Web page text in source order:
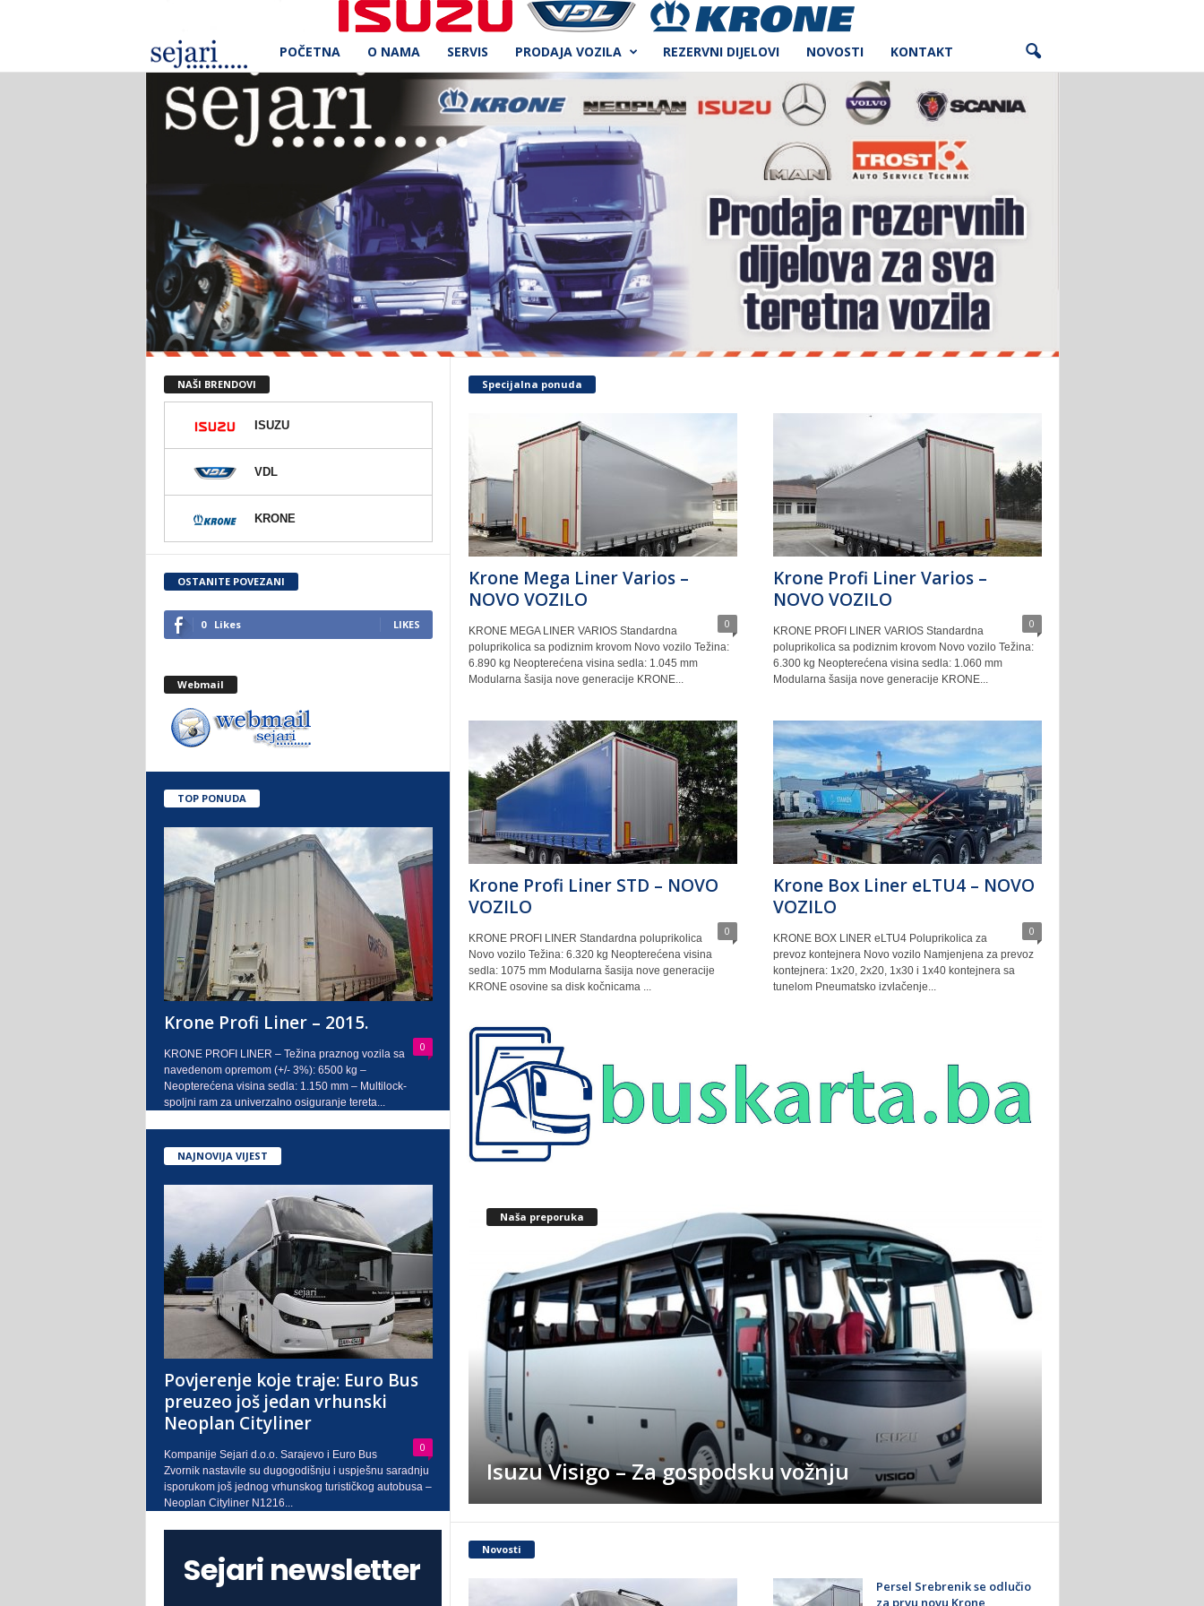
e
i
d
.
.
o
S
a
e
POČETNA O NAMA SERVIS PRODAJA VOZILA REZERVNI DIJELOVI NOVOSTI KONTAKT
NAŠI BRENDOVI
ISUZU
VDL
KRONE
OSTANITE POVEZANI
0 Likes LIKES
Webmail
TOP PONUDA
Krone Profi Liner – 2015.
0
KRONE PROFI LINER – Težina praznog vozila sa
navedenom opremom (+/- 3%): 6500 kg –
Neopterećena visina sedla: 1.150 mm – Multilock-
spoljni ram za univerzalno osiguranje tereta...
NAJNOVIJA VIJEST
Povjerenje koje traje: Euro Bus
preuzeo još jedan vrhunski
Neoplan Cityliner
0
Kompanije Sejari d.o.o. Sarajevo i Euro Bus
Zvornik nastavile su dugogodišnju i uspješnu saradnju
isporukom još jednog vrhunskog turističkog autobusa –
Neoplan Cityliner N1216...
Sejari newsletter
Specijalna ponuda
Krone Mega Liner Varios –
NOVO VOZILO
0
KRONE MEGA LINER VARIOS Standardna
poluprikolica sa podiznim krovom Novo vozilo Težina:
6.890 kg Neopterećena visina sedla: 1.045 mm
Modularna šasija nove generacije KRONE...
Krone Profi Liner Varios –
NOVO VOZILO
0
KRONE PROFI LINER VARIOS Standardna
poluprikolica sa podiznim krovom Novo vozilo Težina:
6.300 kg Neopterećena visina sedla: 1.060 mm
Modularna šasija nove generacije KRONE...
Krone Profi Liner STD – NOVO
VOZILO
0
KRONE PROFI LINER Standardna poluprikolica
Novo vozilo Težina: 6.320 kg Neopterećena visina
sedla: 1075 mm Modularna šasija nove generacije
KRONE osovine sa disk kočnicama ...
Krone Box Liner eLTU4 – NOVO
VOZILO
0
KRONE BOX LINER eLTU4 Poluprikolica za
prevoz kontejnera Novo vozilo Namjenjena za prevoz
kontejnera: 1x20, 2x20, 1x30 i 1x40 kontejnera sa
tunelom Pneumatsko izvlačenje...
Naša preporuka
Isuzu Visigo – Za gospodsku vožnju
Novosti
Persel Srebrenik se odlučio
za prvu novu Krone